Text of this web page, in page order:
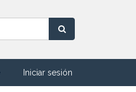
Iniciar sesión